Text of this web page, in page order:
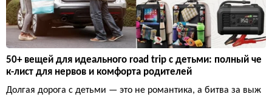
50+ вещей для идеального road trip с детьми: полный че
к-лист для нервов и комфорта родителей
Долгая дорога с детьми — это не романтика, а битва за выж